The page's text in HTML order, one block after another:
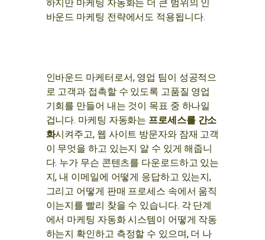
하지만 마케팅 자동화는 더 큰 범위의 인
바운드 마케팅 전략에서도 적용됩니다.
인바운드 마케터로서, 영업 팀이 성공적으
로 고객과 접촉할 수 있도록 고품질 영업
기회를 만들어 내는 것이 목표 중 하나일
겁니다. 마케팅 자동화는 프로세스를 간소
화시켜주고, 웹 사이트 방문자와 잠재 고객
이 무엇을 하고 있는지 알 수 있게 해줍니
다. 누가 무슨 콘텐츠를 다운로드하고 있는
지, 내 이메일에 어떻게 응답하고 있는지,
그리고 어떻게 판매 프로세스 속에서 움직
이는지를 빨리 찾을 수 있습니다. 각 단계
에서 마케팅 자동화 시스템이 어떻게 작동
하는지 확인하고 측정할 수 있으며, 더 나